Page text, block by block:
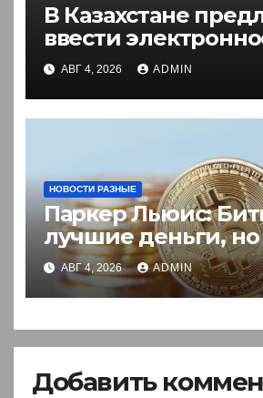
В Казахстане
ввести
разрешение на
иностранцев
АВГ 4, 2026 ADMIN
НОВОСТИ РАЗНЫЕ
Паркер Льюис:
лучшие деньги, но
акции
АВГ 4, 2026 ADMIN
Добавить